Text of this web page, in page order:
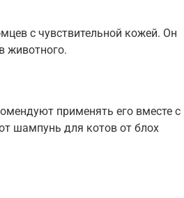
с чувствительной кожей. Он
животного.
применять его вместе с
шампунь для котов от блох